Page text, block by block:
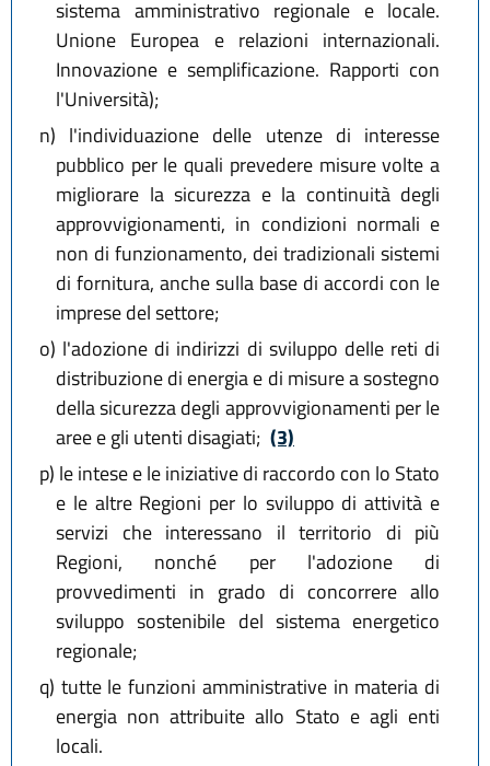
sistema amministrativo regionale e locale.
Unione Europea e relazioni internazionali.
Innovazione e semplificazione. Rapporti con
l'Università);
n) l'individuazione delle utenze di interesse
pubblico per le quali prevedere misure volte a
migliorare la sicurezza e la continuità degli
approvvigionamenti, in condizioni normali e
non di funzionamento, dei tradizionali sistemi
di fornitura, anche sulla base di accordi con le
imprese del settore;
o) l'adozione di indirizzi di sviluppo delle reti di
distribuzione di energia e di misure a sostegno
della sicurezza degli approvvigionamenti per le
aree e gli utenti disagiati; (3)
p) le intese e le iniziative di raccordo con lo Stato
e le altre Regioni per lo sviluppo di attività e
servizi che interessano il territorio di più
Regioni, nonché per l'adozione di
provvedimenti in grado di concorrere allo
sviluppo sostenibile del sistema energetico
regionale;
q) tutte le funzioni amministrative in materia di
energia non attribuite allo Stato e agli enti
locali.